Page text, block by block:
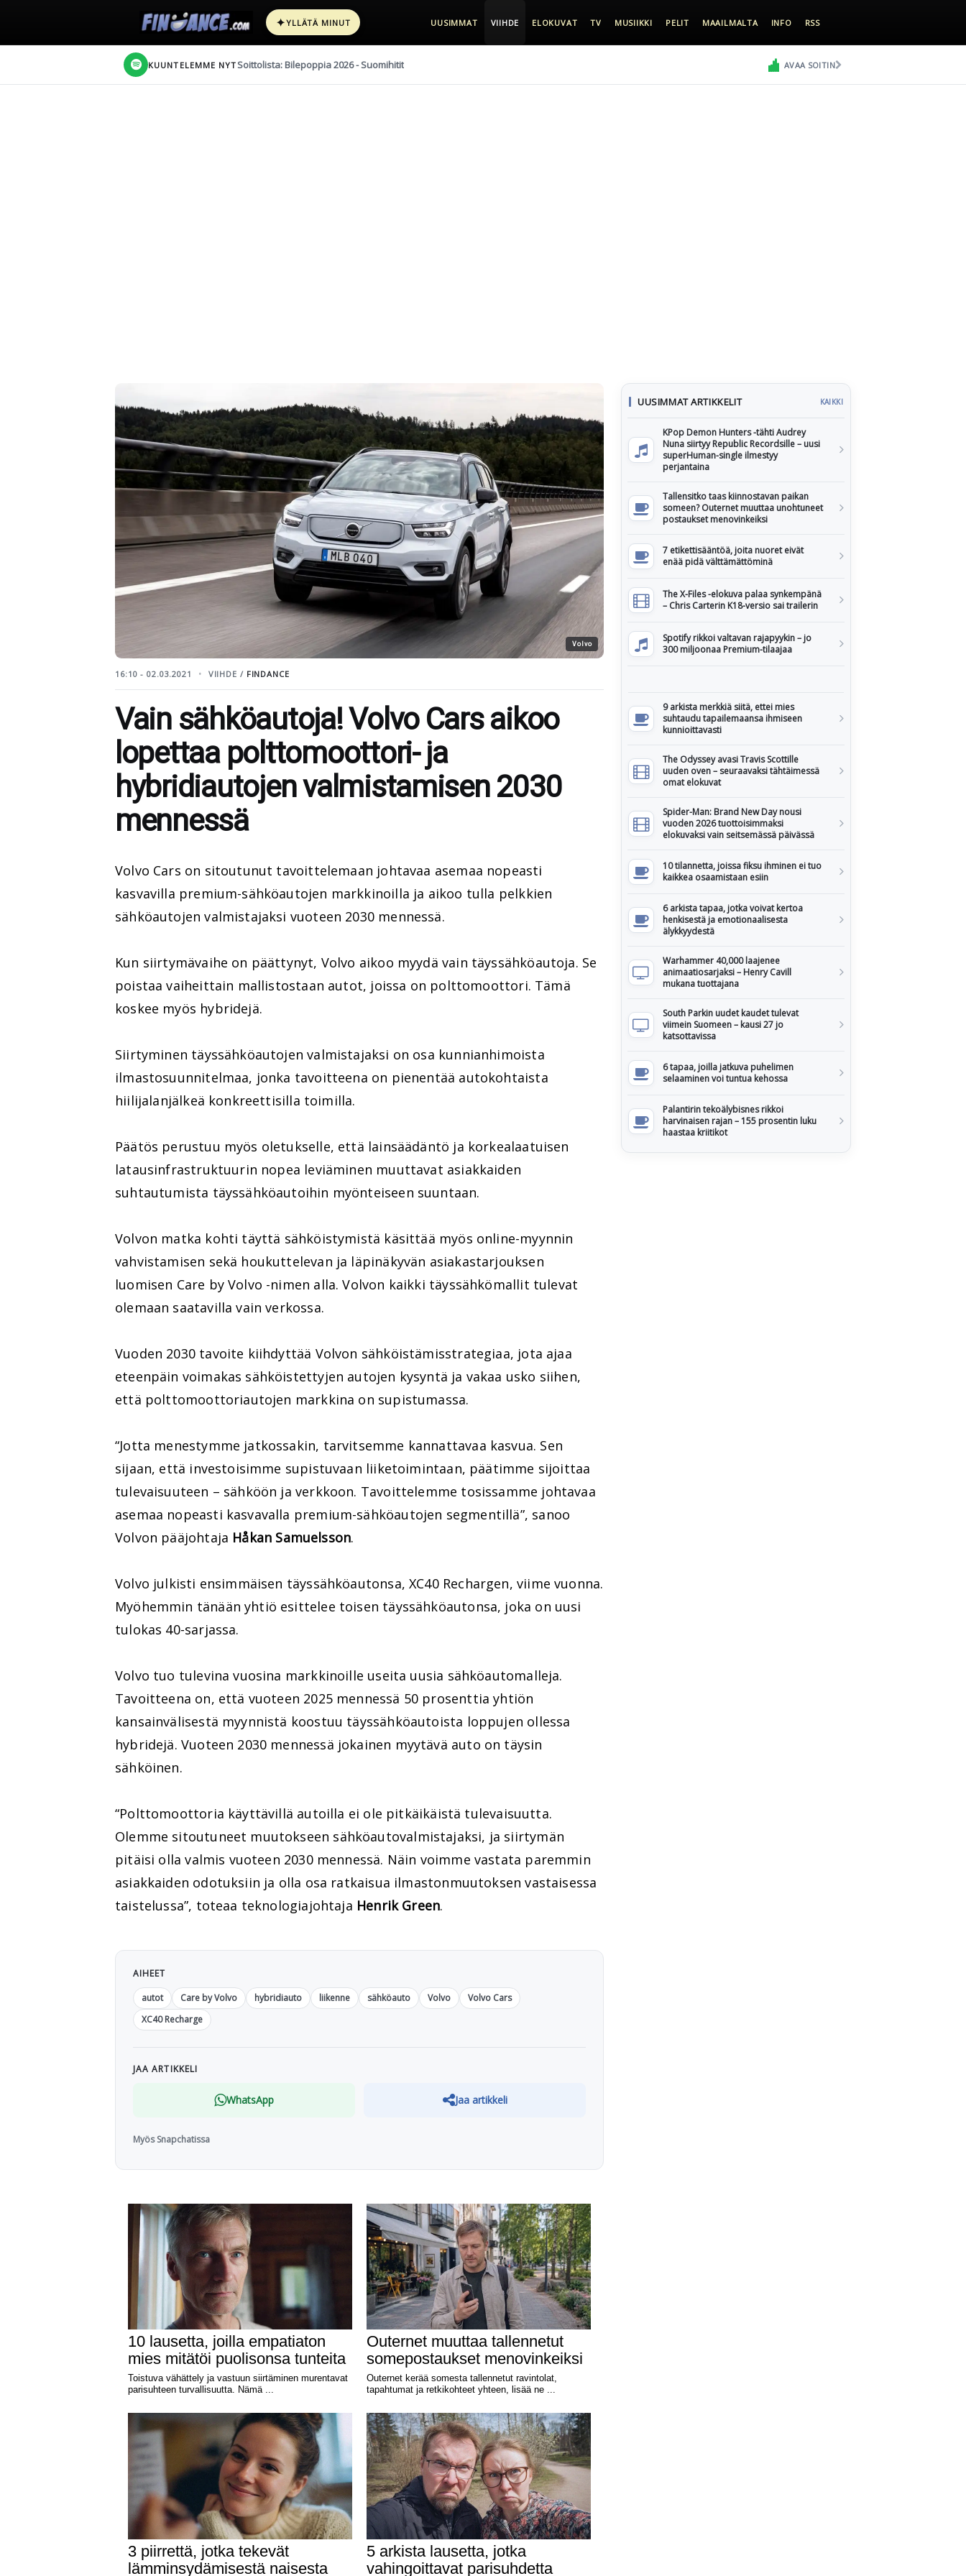
✦YLLÄTÄ MINUT UUSIMMAT VIIHDE ELOKUVAT TV MUSIIKKI PELIT MAAILMALTA INFO RSS
KUUNTELEMME NYT Soittolista: Bilepoppia 2026 - Suomihitit AVAA SOITIN
Volvo
16:10 - 02.03.2021 VIIHDE / FINDANCE
Vain sähköautoja! Volvo Cars aikoo
lopettaa polttomoottori- ja
hybridiautojen valmistamisen 2030
mennessä
Volvo Cars on sitoutunut tavoittelemaan johtavaa asemaa nopeasti
kasvavilla premium-sähköautojen markkinoilla ja aikoo tulla pelkkien
sähköautojen valmistajaksi vuoteen 2030 mennessä.
Kun siirtymävaihe on päättynyt, Volvo aikoo myydä vain täyssähköautoja. Se
poistaa vaiheittain mallistostaan autot, joissa on polttomoottori. Tämä
koskee myös hybridejä.
Siirtyminen täyssähköautojen valmistajaksi on osa kunnianhimoista
ilmastosuunnitelmaa, jonka tavoitteena on pienentää autokohtaista
hiilijalanjälkeä konkreettisilla toimilla.
Päätös perustuu myös oletukselle, että lainsäädäntö ja korkealaatuisen
latausinfrastruktuurin nopea leviäminen muuttavat asiakkaiden
suhtautumista täyssähköautoihin myönteiseen suuntaan.
Volvon matka kohti täyttä sähköistymistä käsittää myös online-myynnin
vahvistamisen sekä houkuttelevan ja läpinäkyvän asiakastarjouksen
luomisen Care by Volvo -nimen alla. Volvon kaikki täyssähkömallit tulevat
olemaan saatavilla vain verkossa.
Vuoden 2030 tavoite kiihdyttää Volvon sähköistämisstrategiaa, jota ajaa
eteenpäin voimakas sähköistettyjen autojen kysyntä ja vakaa usko siihen,
että polttomoottoriautojen markkina on supistumassa.
“Jotta menestymme jatkossakin, tarvitsemme kannattavaa kasvua. Sen
sijaan, että investoisimme supistuvaan liiketoimintaan, päätimme sijoittaa
tulevaisuuteen – sähköön ja verkkoon. Tavoittelemme tosissamme johtavaa
asemaa nopeasti kasvavalla premium-sähköautojen segmentillä”, sanoo
Volvon pääjohtaja Håkan Samuelsson.
Volvo julkisti ensimmäisen täyssähköautonsa, XC40 Rechargen, viime vuonna.
Myöhemmin tänään yhtiö esittelee toisen täyssähköautonsa, joka on uusi
tulokas 40-sarjassa.
Volvo tuo tulevina vuosina markkinoille useita uusia sähköautomalleja.
Tavoitteena on, että vuoteen 2025 mennessä 50 prosenttia yhtiön
kansainvälisestä myynnistä koostuu täyssähköautoista loppujen ollessa
hybridejä. Vuoteen 2030 mennessä jokainen myytävä auto on täysin
sähköinen.
“Polttomoottoria käyttävillä autoilla ei ole pitkäikäistä tulevaisuutta.
Olemme sitoutuneet muutokseen sähköautovalmistajaksi, ja siirtymän
pitäisi olla valmis vuoteen 2030 mennessä. Näin voimme vastata paremmin
asiakkaiden odotuksiin ja olla osa ratkaisua ilmastonmuutoksen vastaisessa
taistelussa”, toteaa teknologiajohtaja Henrik Green.
AIHEET
autot
Care by Volvo hybridiauto liikenne sähköauto Volvo
Volvo Cars
XC40 Recharge
JAA ARTIKKELI
WhatsApp Jaa artikkeli
Myös Snapchatissa
UUSIMMAT ARTIKKELIT KAIKKI
KPop Demon Hunters -tähti Audrey
Nuna siirtyy Republic Recordsille – uusi
superHuman-single ilmestyy
perjantaina
Tallensitko taas kiinnostavan paikan
someen? Outernet muuttaa unohtuneet
postaukset menovinkeiksi
7 etikettisääntöä, joita nuoret eivät
enää pidä välttämättöminä
The X-Files -elokuva palaa synkempänä
– Chris Carterin K18-versio sai trailerin
Spotify rikkoi valtavan rajapyykin – jo
300 miljoonaa Premium-tilaajaa
9 arkista merkkiä siitä, ettei mies
suhtaudu tapailemaansa ihmiseen
kunnioittavasti
The Odyssey avasi Travis Scottille
uuden oven – seuraavaksi tähtäimessä
omat elokuvat
Spider-Man: Brand New Day nousi
vuoden 2026 tuottoisimmaksi
elokuvaksi vain seitsemässä päivässä
10 tilannetta, joissa fiksu ihminen ei tuo
kaikkea osaamistaan esiin
6 arkista tapaa, jotka voivat kertoa
henkisestä ja emotionaalisesta
älykkyydestä
Warhammer 40,000 laajenee
animaatiosarjaksi – Henry Cavill
mukana tuottajana
South Parkin uudet kaudet tulevat
viimein Suomeen – kausi 27 jo
katsottavissa
6 tapaa, joilla jatkuva puhelimen
selaaminen voi tuntua kehossa
Palantirin tekoälybisnes rikkoi
harvinaisen rajan – 155 prosentin luku
haastaa kriitikot